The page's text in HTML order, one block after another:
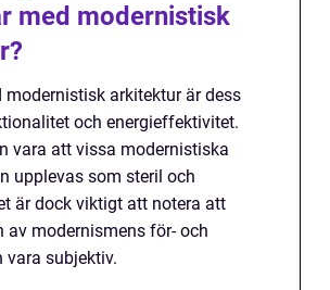
med modernistisk
modernistisk arkitektur är dess
och energieffektivitet.
vara att vissa modernistiska
upplevas som steril och
är dock viktigt att notera att
av modernismens för- och
vara subjektiv.